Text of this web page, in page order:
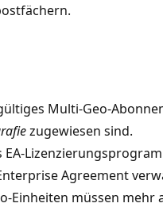
Multi-Geo-
zugewiesen sind.
Agreement
Einheiten müssen mehr